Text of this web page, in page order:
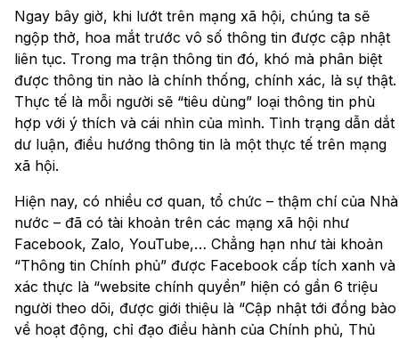
Ngay bây giờ, khi lướt trên mạng xã hội, chúng ta sẽ
ngộp thở, hoa mắt trước vô số thông tin được cập nhật
liên tục. Trong ma trận thông tin đó, khó mà phân biệt
được thông tin nào là chính thống, chính xác, là sự thật.
Thực tế là mỗi người sẽ “tiêu dùng” loại thông tin phù
hợp với ý thích và cái nhìn của mình. Tình trạng dẫn dắt
dư luận, điều hướng thông tin là một thực tế trên mạng
xã hội.
Hiện nay, có nhiều cơ quan, tổ chức – thậm chí của Nhà
nước – đã có tài khoản trên các mạng xã hội như
Facebook, Zalo, YouTube,… Chẳng hạn như tài khoản
“Thông tin Chính phủ” được Facebook cấp tích xanh và
xác thực là “website chính quyền” hiện có gần 6 triệu
người theo dõi, được giới thiệu là “Cập nhật tới đồng bào
về hoạt động, chỉ đạo điều hành của Chính phủ, Thủ